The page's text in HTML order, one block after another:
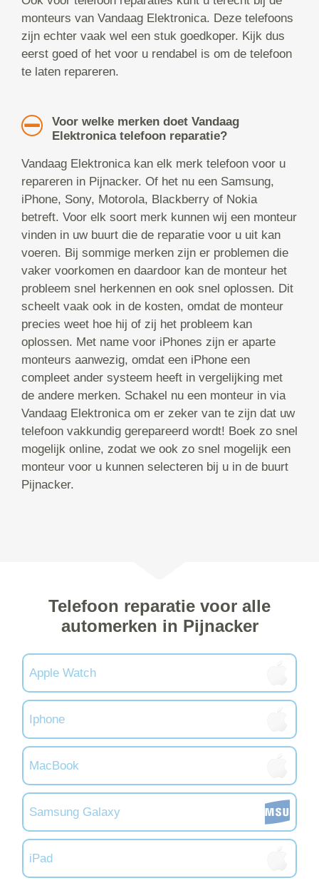
monteurs van Vandaag Elektronica. Deze telefoons
zijn echter vaak wel een stuk goedkoper. Kijk dus
eerst goed of het voor u rendabel is om de telefoon
te laten repareren.
Voor welke merken doet Vandaag
Elektronica telefoon reparatie?
Vandaag Elektronica kan elk merk telefoon voor u
repareren in Pijnacker. Of het nu een Samsung,
iPhone, Sony, Motorola, Blackberry of Nokia
betreft. Voor elk soort merk kunnen wij een monteur
vinden in uw buurt die de reparatie voor u uit kan
voeren. Bij sommige merken zijn er problemen die
vaker voorkomen en daardoor kan de monteur het
probleem snel herkennen en ook snel oplossen. Dit
scheelt vaak ook in de kosten, omdat de monteur
precies weet hoe hij of zij het probleem kan
oplossen. Met name voor iPhones zijn er aparte
monteurs aanwezig, omdat een iPhone een
compleet ander systeem heeft in vergelijking met
de andere merken. Schakel nu een monteur in via
Vandaag Elektronica om er zeker van te zijn dat uw
telefoon vakkundig gerepareerd wordt! Boek zo snel
mogelijk online, zodat we ook zo snel mogelijk een
monteur voor u kunnen selecteren bij u in de buurt
Pijnacker.
Telefoon reparatie voor alle
automerken in Pijnacker
Apple Watch
Iphone
MacBook
Samsung Galaxy
iPad